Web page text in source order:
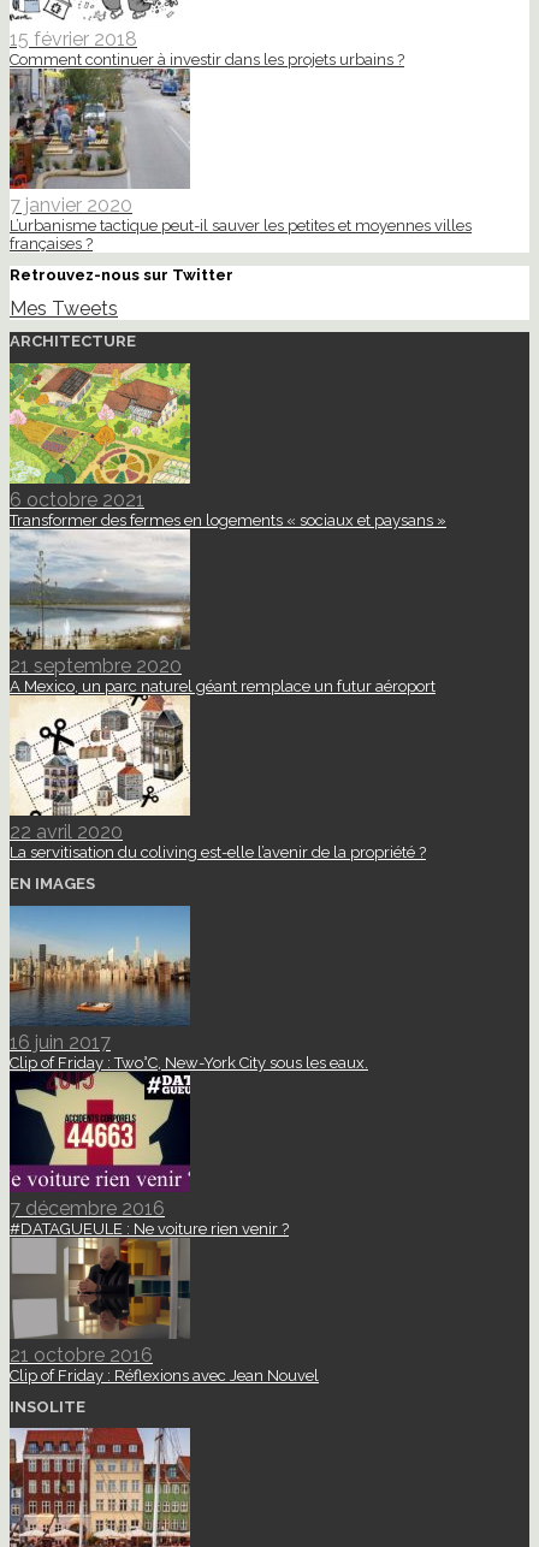
15 février 2018
Comment continuer à investir dans les projets urbains ?
7 janvier 2020
L’urbanisme tactique peut-il sauver les petites et moyennes villes
françaises ?
Retrouvez-nous sur Twitter
Mes Tweets
ARCHITECTURE
6 octobre 2021
Transformer des fermes en logements « sociaux et paysans »
21 septembre 2020
A Mexico, un parc naturel géant remplace un futur aéroport
22 avril 2020
La servitisation du coliving est-elle l’avenir de la propriété ?
EN IMAGES
16 juin 2017
Clip of Friday : Two°C, New-York City sous les eaux.
7 décembre 2016
#DATAGUEULE : Ne voiture rien venir ?
21 octobre 2016
Clip of Friday : Réflexions avec Jean Nouvel
INSOLITE